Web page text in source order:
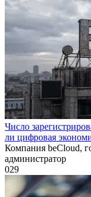
Число
ли цифровая
Компания beCloud,
администратор
029